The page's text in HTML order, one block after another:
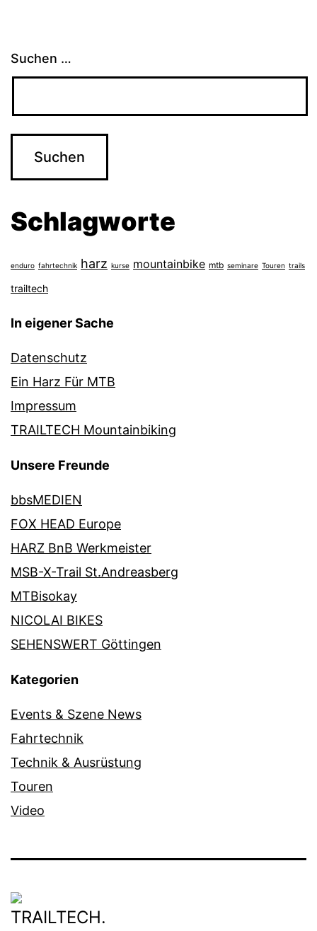
Suchen …
Schlagworte
enduro fahrtechnik harz kurse mountainbike mtb seminare Touren trails
trailtech
In eigener Sache
Datenschutz
Ein Harz Für MTB
Impressum
TRAILTECH Mountainbiking
Unsere Freunde
bbsMEDIEN
FOX HEAD Europe
HARZ BnB Werkmeister
MSB-X-Trail St.Andreasberg
MTBisokay
NICOLAI BIKES
SEHENSWERT Göttingen
Kategorien
Events & Szene News
Fahrtechnik
Technik & Ausrüstung
Touren
Video